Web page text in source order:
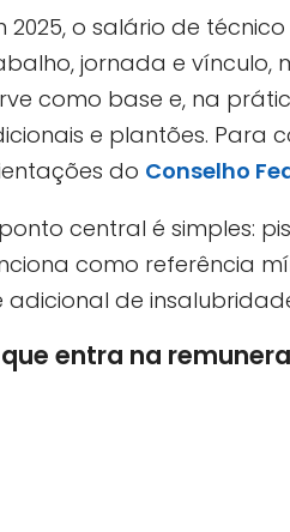
2025, o salário de
jornada e vínculo,
como base e, na
e plantões. Para
do Conselho
central é simples:
como referência
adicional de
entra na